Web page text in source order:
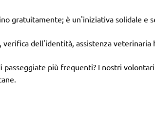
gratuitamente; è un'iniziativa solidale e
verifica dell'identità, assistenza veterinaria
passeggiate più frequenti? I nostri